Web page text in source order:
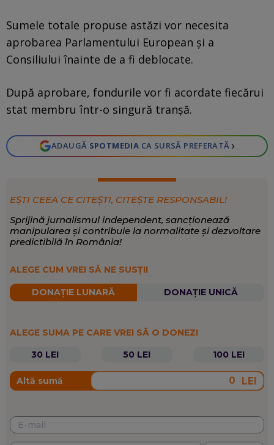
Sumele totale propuse astăzi vor necesita
aprobarea Parlamentului European şi a
Consiliului înainte de a fi deblocate.
După aprobare, fondurile vor fi acordate fiecărui
stat membru într-o singură tranşă.
ADAUGĂ SPOTMEDIA CA SURSĂ PREFERATĂ ›
EȘTI CEEA CE CITEȘTI, CITEȘTE RESPONSABIL!
Sprijină jurnalismul independent, sancționează
manipularea și contribuie la normalitate și dezvoltare
predictibilă în România!
ALEGE CUM VREI SĂ NE SUSȚII
DONAȚIE LUNARĂ DONAȚIE UNICĂ
ALEGE SUMA PE CARE VREI SĂ O DONEZI
30 LEI
50 LEI 100 LEI
Altă sumă LEI